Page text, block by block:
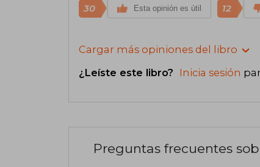
30 Esta opinión es útil 12
Cargar más opiniones del libro
¿Leíste este libro? Inicia sesión
Preguntas frecuentes